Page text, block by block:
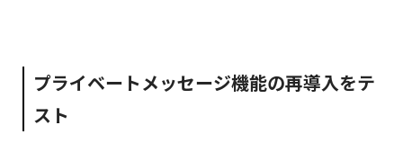
As Nikita explained yesterday, it looks like X is
experimenting further with the feature.
pic.twitter.com/2kdbYVIIdP
プライベートメッセージ機能の再導入をテ
スト